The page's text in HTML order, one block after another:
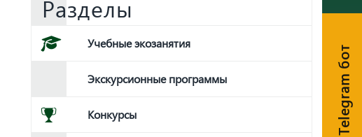
Разделы
Учебные экозанятия
Экскурсионные программы
Конкурсы Telegram бот